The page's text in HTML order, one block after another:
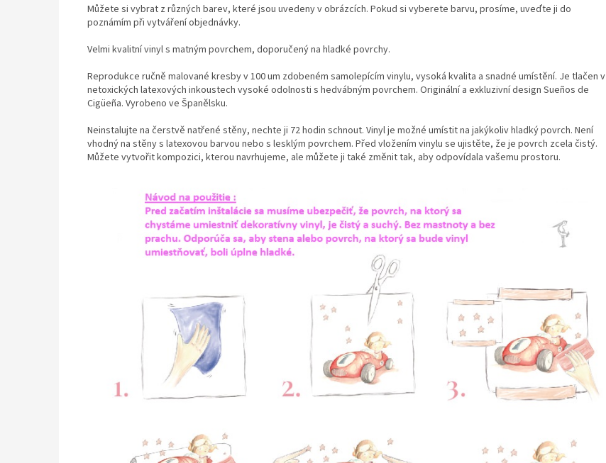
Můžete si vybrat z různých barev, které jsou uvedeny v obrázcích. Pokud si vyberete barvu, prosíme, uveďte ji do
poznámím při vytváření objednávky.
Velmi kvalitní vinyl s matným povrchem, doporučený na hladké povrchy.
Reprodukce ručně malované kresby v 100 um zdobeném samolepícím vinylu, vysoká kvalita a snadné umístění. Je tlačen v
netoxických latexových inkoustech vysoké odolnosti s hedvábným povrchem. Originální a exkluzivní design Sueños de
Cigüeña. Vyrobeno ve Španělsku.
Neinstalujte na čerstvě natřené stěny, nechte ji 72 hodin schnout. Vinyl je možné umístit na jakýkoliv hladký povrch. Není
vhodný na stěny s latexovou barvou nebo s lesklým povrchem. Před vložením vinylu se ujistěte, že je povrch zcela čistý.
Můžete vytvořit kompozici, kterou navrhujeme, ale můžete ji také změnit tak, aby odpovídala vašemu prostoru.